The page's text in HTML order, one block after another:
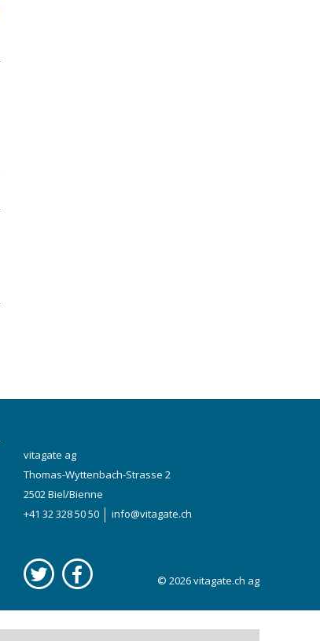
vitagate ag
Thomas-Wyttenbach-Strasse 2
2502 Biel/Bienne
+41 32 328 50 50
info@vitagate.ch
© 2026vitagate.ch ag